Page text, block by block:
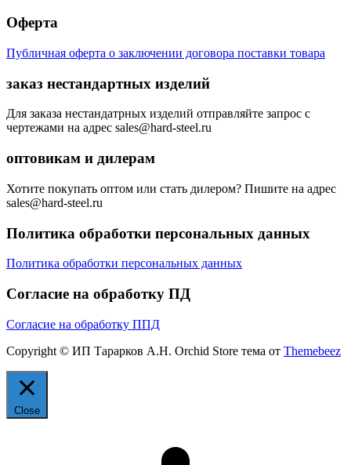
Оферта
Публичная оферта о заключении договора поставки товара
заказ нестандартных изделий
Для заказа нестандатрных изделий отправляйте запрос с
чертежами на адрес sales@hard-steel.ru
оптовикам и дилерам
Хотите покупать оптом или стать дилером? Пишите на адрес
sales@hard-steel.ru
Политика обработки персональных данных
Политика обработки персональных данных
Согласие на обработку ПД
Согласие на обработку ППД
Copyright © ИП Тарарков А.Н. Orchid Store тема от Themebeez
Close